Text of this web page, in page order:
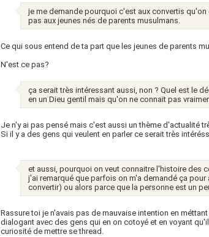
je me demande pourquoi c'est aux convertis
pas aux jeunes nés de parents musulmans.
Ce qui sous entend de ta part que les jeunes de parents
N'est ce pas?
ça serait très intéressant aussi, non ? Quel est le
en un Dieu gentil mais qu'on ne connait pas
Je n'y ai pas pensé mais c'est aussi un thème d'actualité
Si il y a des gens qui veulent en parler ce serait très
et aussi, pourquoi on veut connaitre l'histoire des
j'ai remarqué que parfois on m'a demandé ça
convertir) ou alors parce que la personne est un
Rassure toi je n'avais pas de mauvaise intention en
dialogant avec des gens qui en on cotoyé et en voyant
curiosité de mettre se thread.